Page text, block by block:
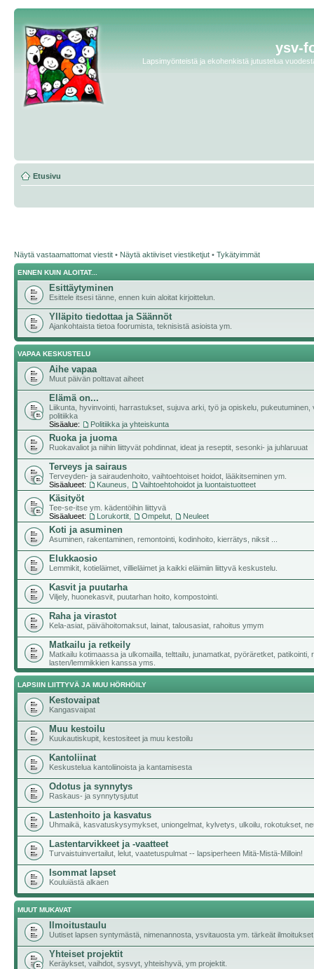
ysv-
Lapsimyönteistä ja ekohenkistä jutustelua
Etusivu
Näytä vastaamattomat viestit • Näytä aktiiviset viestiketjut • Tykätyimmät
ENNEN KUIN ALOITAT...
Esittäytyminen
Esittele itsesi tänne, ennen kuin aloitat kirjoittelun.
Ylläpito tiedottaa ja Säännöt
Ajankohtaista tietoa foorumista, teknisistä asioista ym.
VAPAA KESKUSTELU
Aihe vapaa
Muut päivän polttavat aiheet
Elämä on...
Liikunta, hyvinvointi, harrastukset, sujuva arki, työ ja opiskelu, pukeutuminen,
politiikka
Sisäalue:
Politiikka ja yhteiskunta
Ruoka ja juoma
Ruokavaliot ja niihin liittyvät pohdinnat, ideat ja reseptit, sesonki- ja juhlaruuat
Terveys ja sairaus
Terveyden- ja sairaudenhoito, vaihtoehtoiset hoidot, lääkitseminen ym.
Sisäalueet:
Kauneus Vaihtoehtohoidot ja luontaistuotteet
Käsityöt
Tee-se-itse ym. kädentöihin liittyvä
Sisäalueet:
Lorukortit Ompelut Neuleet
Koti ja asuminen
Asuminen, rakentaminen, remontointi, kodinhoito, kierrätys, niksit ...
Elukkaosio
Lemmikit, kotieläimet, villieläimet ja kaikki eläimiin liittyvä keskustelu.
Kasvit ja puutarha
Viljely, huonekasvit, puutarhan hoito, kompostointi.
Raha ja virastot
Kela-asiat, päivähoitomaksut, lainat, talousasiat, rahoitus ymym
Matkailu ja retkeily
Matkailu kotimaassa ja ulkomailla, telttailu, junamatkat, pyöräretket, patikointi,
lasten/lemmikkien kanssa yms.
LAPSIIN LIITTYVÄ JA MUU HÖRHÖILY
Kestovaipat
Kangasvaipat
Muu kestoilu
Kuukautiskupit, kestositeet ja muu kestoilu
Kantoliinat
Keskustelua kantoliinoista ja kantamisesta
Odotus ja synnytys
Raskaus- ja synnytysjutut
Lastenhoito ja kasvatus
Uhmaikä, kasvatuskysymykset, uniongelmat, kylvetys, ulkoilu, rokotukset,
Lastentarvikkeet ja -vaatteet
Turvaistuinvertailut, lelut, vaatetuspulmat -- lapsiperheen Mitä-Mistä-Milloin!
Isommat lapset
Kouluiästä alkaen
MUUT MUKAVAT
Ilmoitustaulu
Uutiset lapsen syntymästä, nimenannosta, ysvitauosta ym. tärkeät ilmoitukset
Yhteiset projektit
Keräykset, vaihdot, sysvyt, yhteishyvä, ym projektit.